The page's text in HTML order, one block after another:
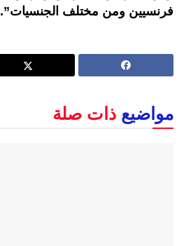
فرنسيين ومن مختلف الجنسيات”.
مواضيع ذات صلة